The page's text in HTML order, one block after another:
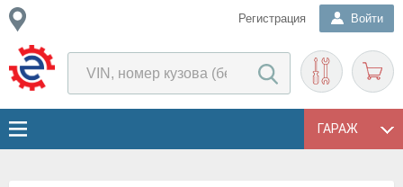
Регистрация Войти
ГАРАЖ